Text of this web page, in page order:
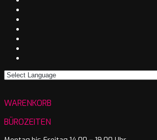
WARENKORB
BÜROZEITEN